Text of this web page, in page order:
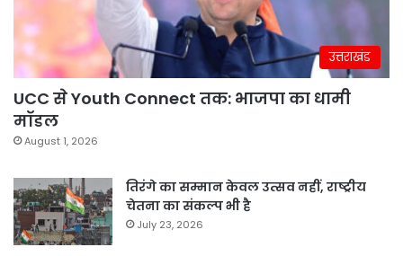
उत्तराखंड
UCC से Youth Connect तक: भाजपा का धामी
मॉडल
August 1, 2026
तिरंगे का सम्मान केवल उत्सव नहीं, राष्ट्रीय
चेतना का संकल्प भी है
July 23, 2026